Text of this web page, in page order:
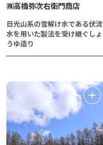
㈱高橋弥次右衛門商店
日光山系の雪解け水である伏流
水を用いた製法を受け継ぐしょ
うゆ造り